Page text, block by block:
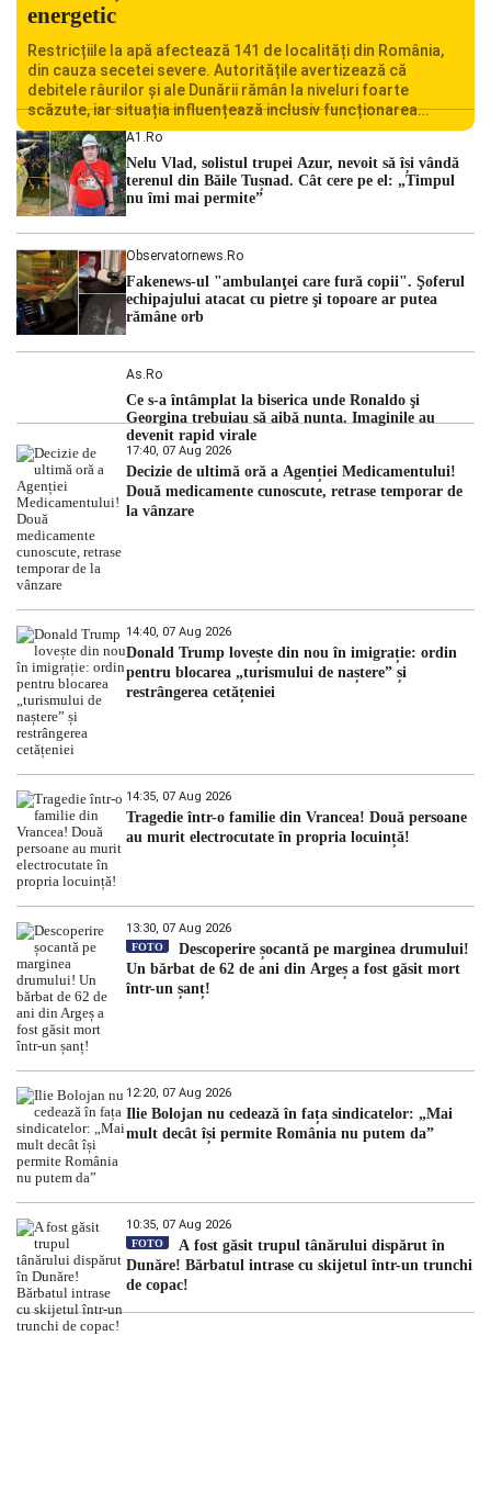
energetic
Restricțiile la apă afectează 141 de localități din România,
din cauza secetei severe. Autoritățile avertizează că
debitele râurilor și ale Dunării rămân la niveluri foarte
scăzute, iar situația influențează inclusiv funcționarea
Centralei Nucleare de la Cernavodă. România se confruntă
cu una dintre cele mai dificile perioade din punct de vedere
hidrologic din ultimii ani. Lipsa […]
A1.ro
Nelu Vlad, solistul trupei Azur, nevoit să își vândă
terenul din Băile Tușnad. Cât cere pe el: „Timpul
nu îmi mai permite”
Observatornews.ro
Fakenews-ul "ambulanţei care fură copii". Şoferul
echipajului atacat cu pietre şi topoare ar putea
rămâne orb
As.ro
Ce s-a întâmplat la biserica unde Ronaldo şi
Georgina trebuiau să aibă nunta. Imaginile au
devenit rapid virale
17:40, 07 Aug 2026
Decizie de ultimă oră a Agenției Medicamentului!
Două medicamente cunoscute, retrase temporar de
la vânzare
14:40, 07 Aug 2026
Donald Trump lovește din nou în imigrație: ordin
pentru blocarea „turismului de naștere” și
restrângerea cetățeniei
14:35, 07 Aug 2026
Tragedie într-o familie din Vrancea! Două persoane
au murit electrocutate în propria locuință!
13:30, 07 Aug 2026
FOTO
Descoperire șocantă pe marginea drumului!
Un bărbat de 62 de ani din Argeș a fost găsit mort
într-un șanț!
12:20, 07 Aug 2026
Ilie Bolojan nu cedează în fața sindicatelor: „Mai
mult decât își permite România nu putem da”
10:35, 07 Aug 2026
FOTO
A fost găsit trupul tânărului dispărut în
Dunăre! Bărbatul intrase cu skijetul într-un trunchi
de copac!